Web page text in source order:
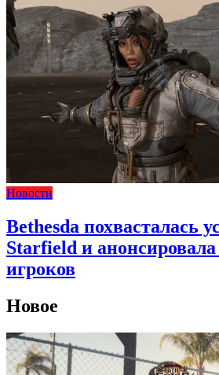
Новости
Bethesda похвасталась
Starfield и
игроков
Новое